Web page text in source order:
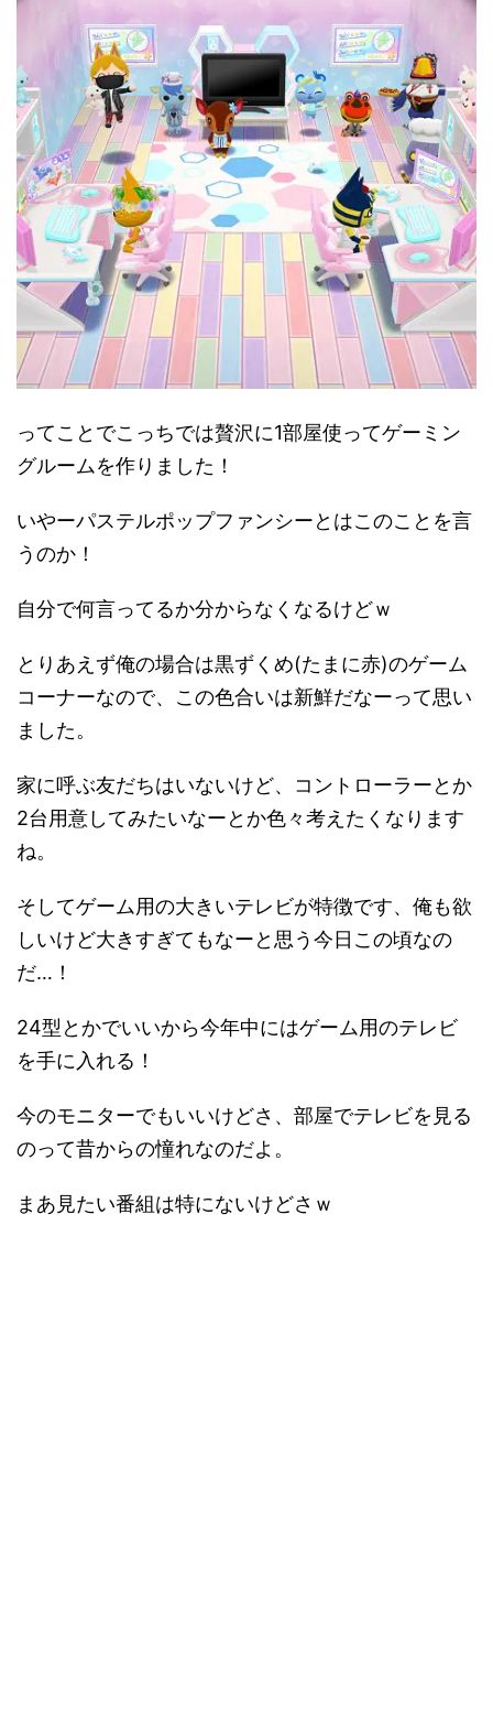
ってことでこっちでは贅沢に1部屋使ってゲーミン
グルームを作りました！
いやーパステルポップファンシーとはこのことを言
うのか！
自分で何言ってるか分からなくなるけどｗ
とりあえず俺の場合は黒ずくめ(たまに赤)のゲーム
コーナーなので、この色合いは新鮮だなーって思い
ました。
家に呼ぶ友だちはいないけど、コントローラーとか
2台用意してみたいなーとか色々考えたくなります
ね。
そしてゲーム用の大きいテレビが特徴です、俺も欲
しいけど大きすぎてもなーと思う今日この頃なの
だ…！
24型とかでいいから今年中にはゲーム用のテレビ
を手に入れる！
今のモニターでもいいけどさ、部屋でテレビを見る
のって昔からの憧れなのだよ。
まあ見たい番組は特にないけどさｗ